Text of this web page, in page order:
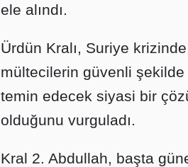
ele alındı.
Ürdün Kralı, Suriye
mültecilerin güvenli
temin edecek siyasi bir
olduğunu vurguladı.
Kral 2. Abdullah, başta